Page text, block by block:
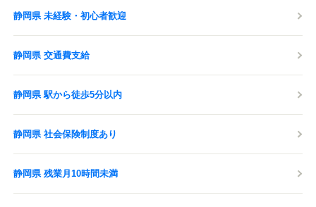
静岡県 未経験・初心者歓迎
静岡県 交通費支給
静岡県 駅から徒歩5分以内
静岡県 社会保険制度あり
静岡県 残業月10時間未満